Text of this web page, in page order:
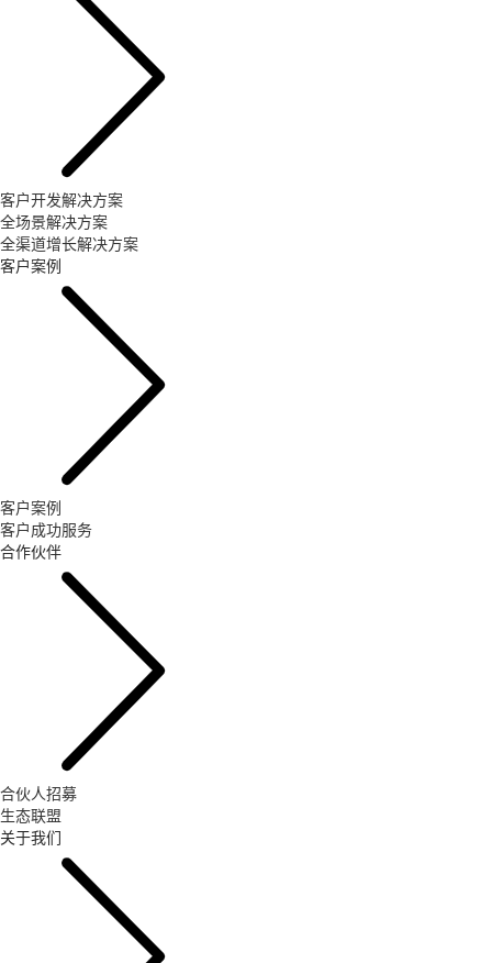
客户开发解决方案
全场景解决方案
全渠道增长解决方案
客户案例
客户案例
客户成功服务
合作伙伴
合伙人招募
生态联盟
关于我们